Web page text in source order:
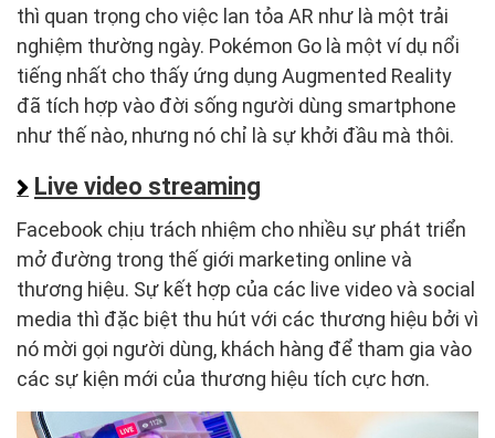
thì quan trọng cho việc lan tỏa AR như là một trải
nghiệm thường ngày. Pokémon Go là một ví dụ nổi
tiếng nhất cho thấy ứng dụng Augmented Reality
đã tích hợp vào đời sống người dùng smartphone
như thế nào, nhưng nó chỉ là sự khởi đầu mà thôi.
Live video streaming
Facebook chịu trách nhiệm cho nhiều sự phát triển
mở đường trong thế giới marketing online và
thương hiệu. Sự kết hợp của các live video và social
media thì đặc biệt thu hút với các thương hiệu bởi vì
nó mời gọi người dùng, khách hàng để tham gia vào
các sự kiện mới của thương hiệu tích cực hơn.